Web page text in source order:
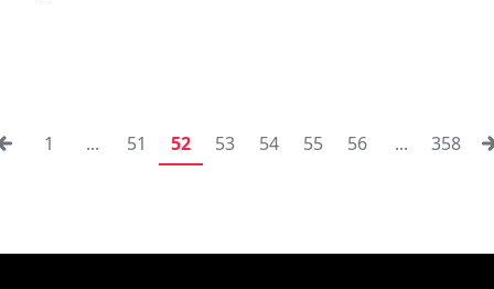
1 ... 51 52 53 54 55 56 ... 358